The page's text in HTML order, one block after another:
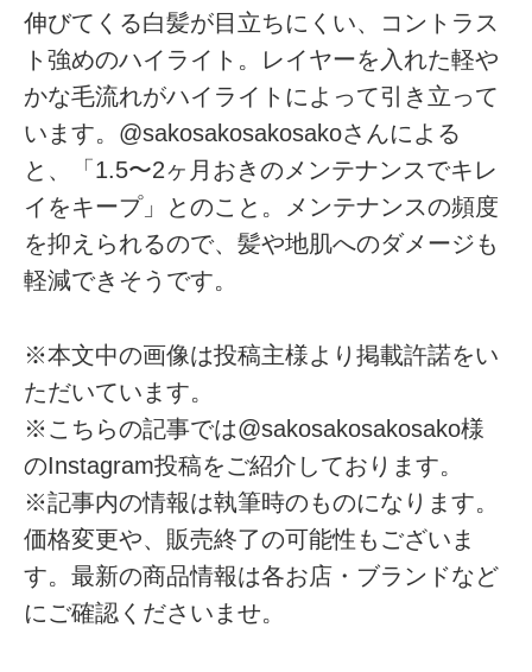
伸びてくる白髪が目立ちにくい、コントラス
ト強めのハイライト。レイヤーを入れた軽や
かな毛流れがハイライトによって引き立って
います。@sakosakosakosakoさんによる
と、「1.5〜2ヶ月おきのメンテナンスでキレ
イをキープ」とのこと。メンテナンスの頻度
を抑えられるので、髪や地肌へのダメージも
軽減できそうです。
※本文中の画像は投稿主様より掲載許諾をい
ただいています。
※こちらの記事では@sakosakosakosako様
のInstagram投稿をご紹介しております。
※記事内の情報は執筆時のものになります。
価格変更や、販売終了の可能性もございま
す。最新の商品情報は各お店・ブランドなど
にご確認くださいませ。